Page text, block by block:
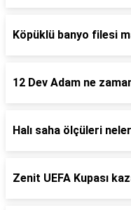
Köpüklü banyo filesi
12 Dev Adam ne
Halı saha ölçüleri
Zenit UEFA Kupası